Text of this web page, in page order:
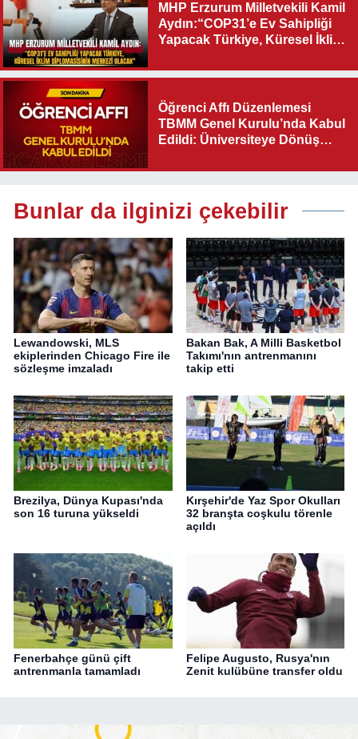
MHP Erzurum Milletvekili Kamil
Aydın:“COP31’e Ev Sahipliği
Yapacak Türkiye, Küresel İklim
Olacak"
Öğrenci Affı Düzenlemesi
TBMM Genel Kurulu’nda Kabul
Edildi: Üniversiteye Dönüş
Bunlar da ilginizi çekebilir
Lewandowski, MLS
ekiplerinden Chicago Fire ile
sözleşme imzaladı
Bakan Bak, A Milli Basketbol
Takımı'nın antrenmanını
takip etti
Brezilya, Dünya Kupası'nda
son 16 turuna yükseldi
Kırşehir'de Yaz Spor Okulları
32 branşta coşkulu törenle
açıldı
Fenerbahçe günü çift
antrenmanla tamamladı
Felipe Augusto, Rusya'nın
Zenit kulübüne transfer oldu